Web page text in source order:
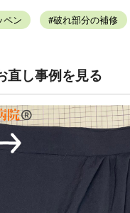
ペン 破れ部分の補修
直し事例を見る